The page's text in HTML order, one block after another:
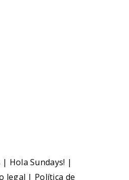
| Hola Sundays! |
legal | Política de